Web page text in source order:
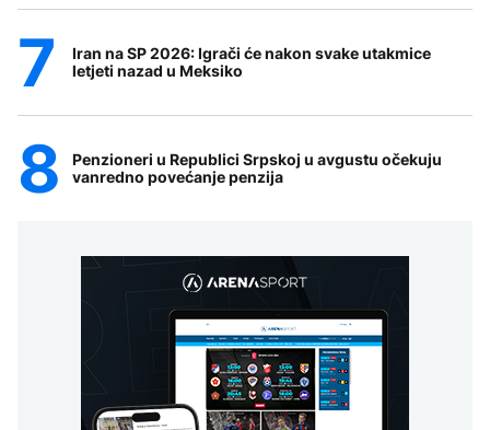
Iran na SP 2026: Igrači će nakon svake utakmice
letjeti nazad u Meksiko
Penzioneri u Republici Srpskoj u avgustu očekuju
vanredno povećanje penzija